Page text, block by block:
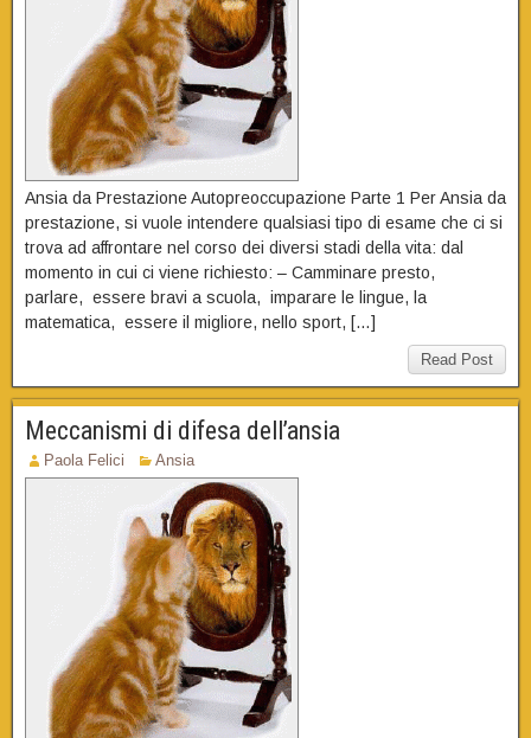
Ansia da Prestazione Autopreoccupazione Parte 1 Per Ansia da
prestazione, si vuole intendere qualsiasi tipo di esame che ci si
trova ad affrontare nel corso dei diversi stadi della vita: dal
momento in cui ci viene richiesto: – Camminare presto,
parlare, essere bravi a scuola, imparare le lingue, la
matematica, essere il migliore, nello sport, […]
Read Post
Meccanismi di difesa dell’ansia
Paola Felici Ansia